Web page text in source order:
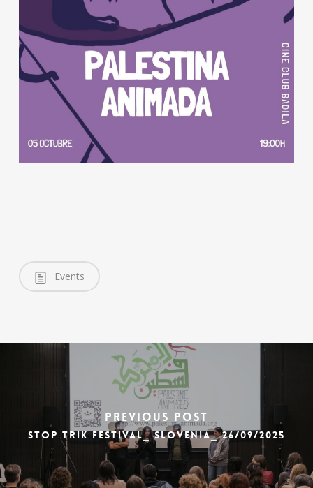
Events
Previous Post
STOP TRIK festival_ Slovenia_ 26/09/2025